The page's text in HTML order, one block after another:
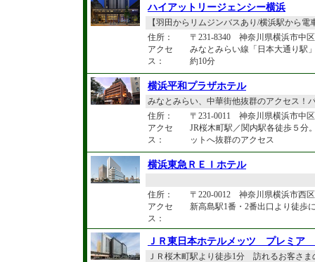
ハイアットリージェンシー横浜
【羽田からリムジンバスあり/横浜駅から
住所：
〒231-8340 神奈川県横浜市中
アクセ
ス：
みなとみらい線「日本大通り駅
約10分
横浜平和プラザホテル
みなとみらい、中華街他抜群のアクセス！
住所：
〒231-0011 神奈川県横浜市中
アクセ
ス：
JR桜木町駅／関内駅各徒歩５分
ットへ抜群のアクセス
横浜東急ＲＥＩホテル
住所：
〒220-0012 神奈川県横浜市西
アクセ
ス：
新高島駅1番・2番出口より徒歩
ＪＲ東日本ホテルメッツ プレミア
ＪＲ桜木町駅より徒歩1分 訪れるお客さ